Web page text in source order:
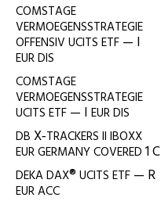
COMSTAGE
VERMOEGENSSTRATEGIE
OFFENSIV UCITS ETF — I
EURDIS
COMSTAGE
VERMOEGENSSTRATEGIE
UCITS ETF — I EURDIS
DB X‑TRACKERS II IBOXX
EURGERMANYCOVERED 1 C
DEKADAX® UCITS ETF — R
EURACC